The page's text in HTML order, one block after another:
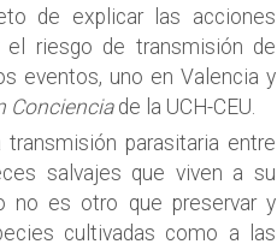
de explicar las acciones
el riesgo de transmisión de
eventos, uno en Valencia y
Concienciade la UCH-CEU.
parasitaria entre
salvajes que viven a su
no es otro que preservar y
cultivadas como a las